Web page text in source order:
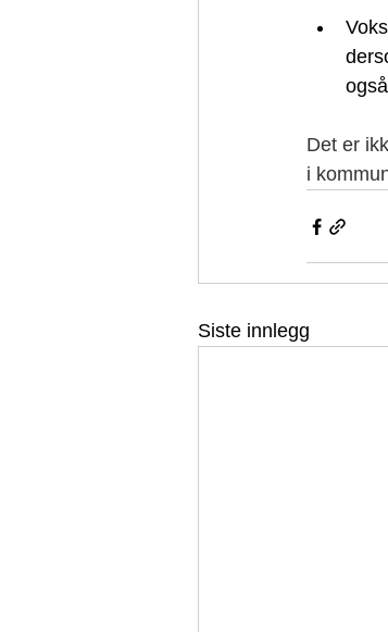
Det er
i
Siste innlegg